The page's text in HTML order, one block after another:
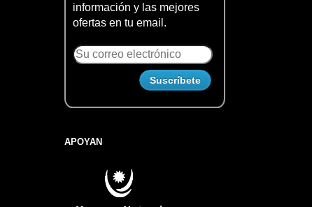
información y las mejores
ofertas en tu email.
APOYAN